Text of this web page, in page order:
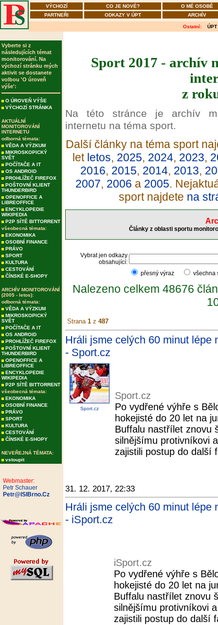
VÝCHOZÍ CO JE NOVÉ?
O MÉ OSOBĚ
PARTNEŘI
ODKAZY V ÚPT ARCHÍV
Ostatní: ÚPT
Vyberte si z
následujících témat
monitorování. Na
výchozí stránku mých
aktivit se dostanete
volbou 'O úroveň
výše':
O ÚROVEŇ VÝŠE
VÝCHOZÍ STRÁNKA
AKTUÁLNÍ
MONITOROVÁNÍ
INTERNETU
odborná témata:
VĚDA A VÝZKUM
MIKROSKOPICKÝ
SVĚT
POČÍTAČE A IT
OS ANDROID
PROHLÍŽEČ FIREFOX
POŠTOVNÍ KLIENT
THUNDERBIRD
OPENOFFICE A
LIBREOFFICE
ENCYKLOPEDIE
WIKIPEDIA
P2P SÍTĚ BITTORRENT
všeobecná témata:
EKONOMIKA
OSOBNÍ FINANCE
PRÁVO
SPORT
KULTURA
CESTOVÁNÍ
ČÍNSKÉ E-SHOPY
ARCHÍV MONITOROVÁNÍ
(2005 - letos):
odborná témata:
VĚDA A VÝZKUM
MIKROSKOPICKÝ
SVĚT
POČÍTAČE A IT
OS ANDROID
PROHLÍŽEČ FIREFOX
POŠTOVNÍ KLIENT
THUNDERBIRD
OPENOFFICE A
LIBREOFFICE
ENCYKLOPEDIE
WIKIPEDIA
P2P SÍTĚ BITTORRENT
všeobecná témata:
EKONOMIKA
OSOBNÍ FINANCE
PRÁVO
SPORT
KULTURA
CESTOVÁNÍ
ČÍNSKÉ E-SHOPY
NEVEŘEJNÁ TÉMATA:
vstoupit
Webmaster:
Petr Schauer
Petr@ISIBrno.Cz
Sport 2017 - archív
z
Na této stránce je archív
internetu na téma sport.
Další články na téma sport
let letos, 2025, 2024, 2023,
2016, 2015, 2014, 2013,
2007, 2006 a 2005.
sport najdete na
Články z oblasti sportu
Vybrat jen odkazy
obsahující:
přesný výraz
Nalezeno celkem 48676
Strana 1 z 487
Hráli jsme celých 60 minut lépe
- Sport.cz
Sport.cz
Sport.cz
Po vydřené výhře s
hokejisté do 20 let na
Buffalu nastřílet znovu
silnějšímu protivníkovi
zajistili postup do další
31. 12. 2017, 22:33
Hráli jsme celých 60 minut lépe
- iSport.cz
iSport.cz
Po vydřené výhře s
hokejisté do 20 let na
Buffalu nastřílet znovu
silnějšímu protivníkovi
zajistili postup do další